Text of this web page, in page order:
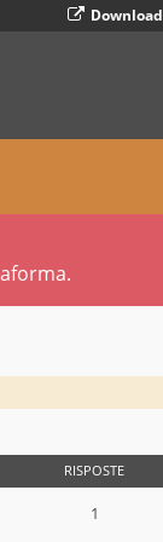
Download
RISPOSTE
1